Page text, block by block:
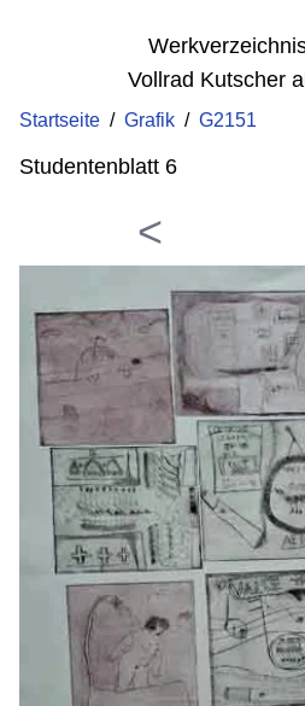
Vollrad Kutscher
Startseite / Grafik / G2151
Studentenblatt 6
<